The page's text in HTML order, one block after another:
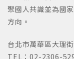
聚國人共識並為國
方向。
台北市萬華區大理
TEL：02-2306-